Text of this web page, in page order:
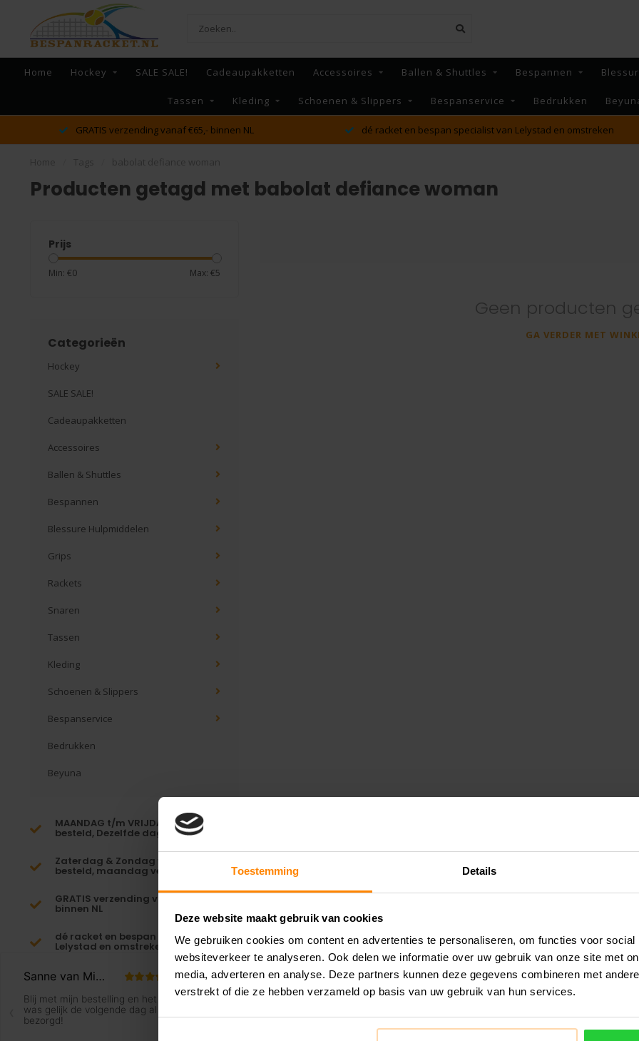
Toestemming Details
Deze website maakt gebruik van cookies
We gebruiken cookies om content en advertenties te personaliseren, om functies voor
websiteverkeer te analyseren. Ook delen we informatie over uw gebruik van onze site met
media, adverteren en analyse. Deze partners kunnen deze gegevens combineren met
verstrekt of die ze hebben verzameld op basis van uw gebruik van hun services.
Home Hockey SALE SALE! Cadeaupakketten Accessoires Ballen & Shuttles Bespannen
Tassen Kleding Schoenen & Slippers Bespanservice Bedrukken
GRATIS verzending vanaf €65,- binnen NL dé racket en bespan specialist van Lelystad en omstreken
Producten getagd met babolat defiance woman
Prijs
Min: €0 Max: €5
Categorieën
Hockey
SALE SALE!
Cadeaupakketten
Accessoires
Ballen & Shuttles
Bespannen
Blessure Hulpmiddelen
Grips
Rackets
Snaren
Tassen
Kleding
Schoenen & Slippers
Bespanservice
Bedrukken
Beyuna
MAANDAG t/m VRIJDAG voor 16:00
besteld, Dezelfde dag verzonden!*
Zaterdag & Zondag voor 23:59
besteld, maandag verzonden!
GRATIS verzending vanaf €65,-
binnen NL
dé racket en bespan specialist van
Lelystad en omstreken
Geen producten
GA VERDER MET